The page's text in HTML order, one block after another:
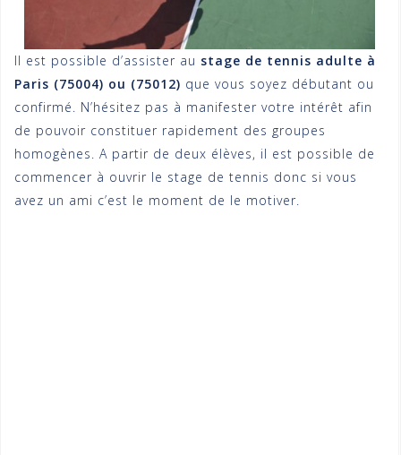
Il est possible d’assister au stage de tennis adulte à
Paris (75004) ou (75012) que vous soyez débutant ou
confirmé. N’hésitez pas à manifester votre intérêt afin
de pouvoir constituer rapidement des groupes
homogènes. A partir de deux élèves, il est possible de
commencer à ouvrir le stage de tennis donc si vous
avez un ami c’est le moment de le motiver.